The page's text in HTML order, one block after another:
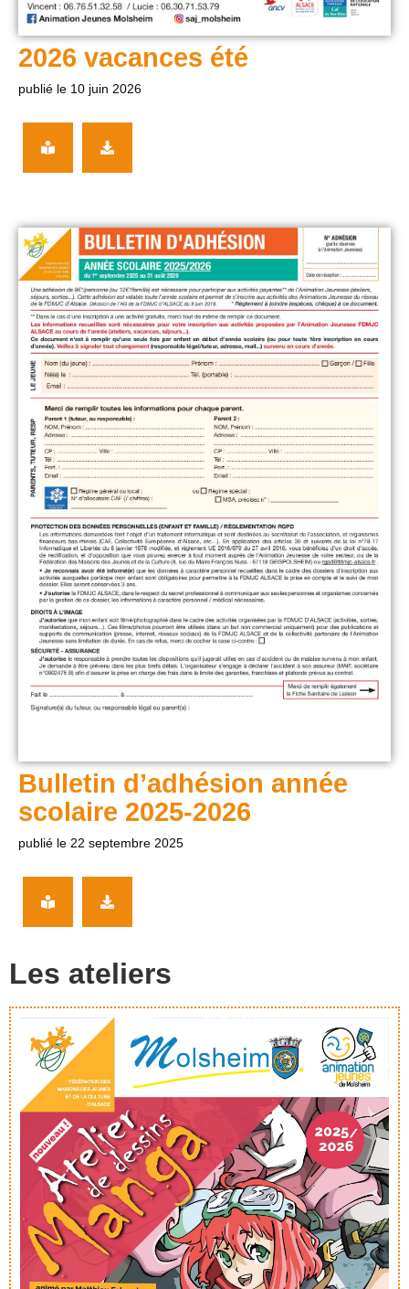
2026 vacances été
publié le 10 juin 2026
Bulletin d’adhésion année
scolaire 2025-2026
publié le 22 septembre 2025
Les ateliers